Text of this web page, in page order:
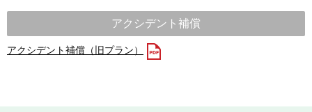
アクシデント補償
アクシデント補償（旧プラン）